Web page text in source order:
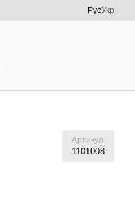
РусУкр
Артикул
1101008